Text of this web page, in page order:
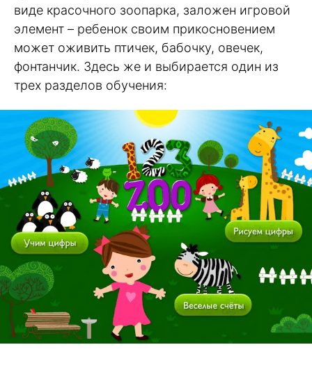
виде красочного зоопарка, заложен игровой
элемент – ребенок своим прикосновением
может оживить птичек, бабочку, овечек,
фонтанчик. Здесь же и выбирается один из
трех разделов обучения: